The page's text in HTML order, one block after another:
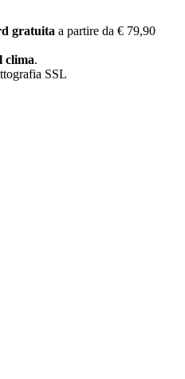
gratuita a partire da € 79,90
clima.
SSL